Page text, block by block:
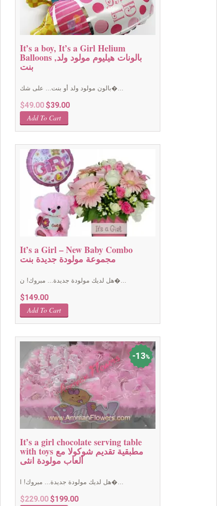
It’s a boy, It’s a Girl Helium
Balloons بالونات هيليوم مولود ولد,
بنت
بالون مولود ولد أو بنت... على شك�...
$49.00 Original
price
was:
$39.00Current
Add To Cart
It’s a Girl – New Baby Combo
مجموعة مولودة جديدة بنت
هل لديك مولودة جديدة... مبروك! ن�...
$149.00
Add To Cart
13%
It’s a girl chocolate serving table
with toys مطبقية تقديم شوكولا مع
ألعاب مولودة انثى
هل لديك مولودة جديدة... مبروك! ا�...
$229.00 Original
$199.00Current